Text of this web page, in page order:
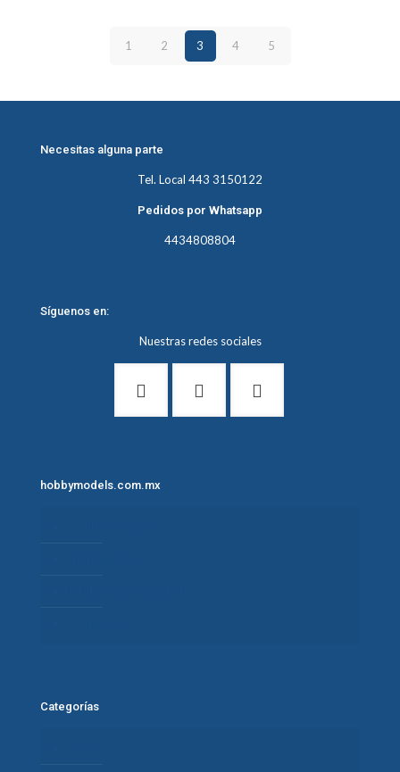
1 2 3 4 5
Necesitas alguna parte
Tel. Local 443 3150122
Pedidos por Whatsapp
4434808804
Síguenos en:
Nuestras redes sociales
hobbymodels.com.mx
Categorías